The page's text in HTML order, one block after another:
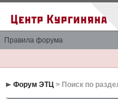
Правила форума
Форум ЭТЦ> Поиск по